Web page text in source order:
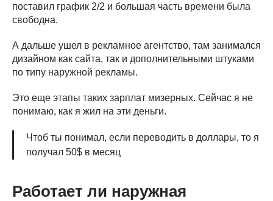
поставил график 2/2 и большая часть времени была
свободна.
А дальше ушел в рекламное агентство, там занимался
дизайном как сайта, так и дополнительными штуками
по типу наружной рекламы.
Это еще этапы таких зарплат мизерных. Сейчас я не
понимаю, как я жил на эти деньги.
Чтоб ты понимал, если переводить в доллары, то я
получал 50$ в месяц
Работает ли наружная